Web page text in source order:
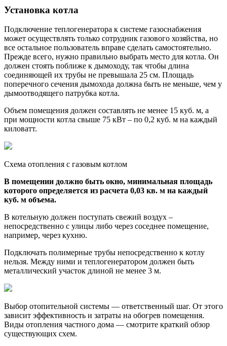
Установка котла
Подключение теплогенератора к системе газоснабжения
может осуществлять только сотрудник газового хозяйства, но
все остальное пользователь вправе сделать самостоятельно.
Прежде всего, нужно правильно выбрать место для котла. Он
должен стоять поближе к дымоходу, так чтобы длина
соединяющей их трубы не превышала 25 см. Площадь
поперечного сечения дымохода должна быть не меньше, чем у
дымоотводящего патрубка котла.
Объем помещения должен составлять не менее 15 куб. м, а
при мощности котла свыше 75 кВт – по 0,2 куб. м на каждый
киловатт.
Схема отопления с газовым котлом
В помещении должно быть окно, минимальная площадь
которого определяется из расчета 0,03 кв. м на каждый
куб. м объема.
В котельную должен поступать свежий воздух –
непосредственно с улицы либо через соседнее помещение,
например, через кухню.
Подключать полимерные трубы непосредственно к котлу
нельзя. Между ними и теплогенератором должен быть
металлический участок длиной не менее 3 м.
Выбор отопительной системы — ответственный шаг. От этого
зависит эффективность и затраты на обогрев помещения.
Виды отопления частного дома — смотрите краткий обзор
существующих схем.